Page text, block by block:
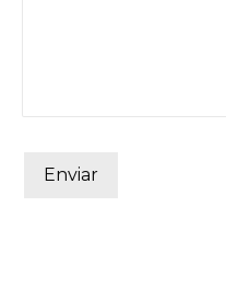
Enviar